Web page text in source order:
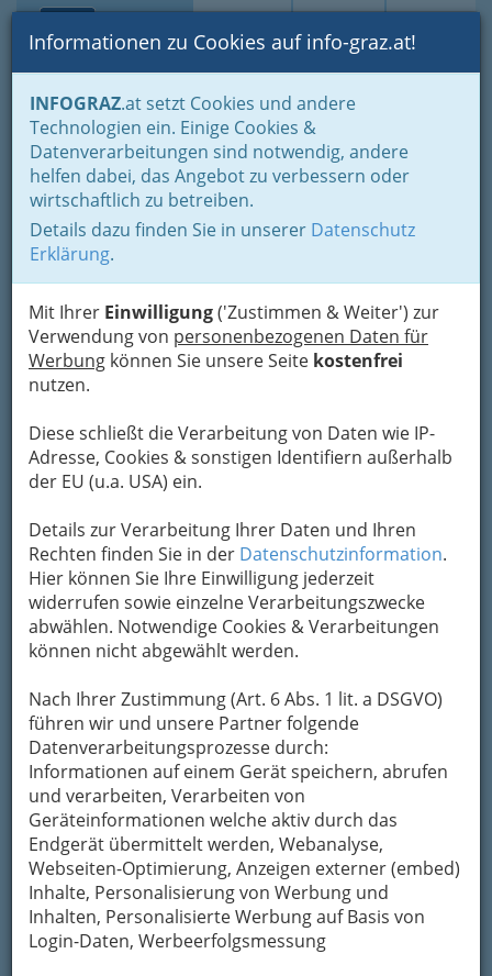
Suche Login Toggle
Informationen zu Cookies auf info-graz.at!
INFOGRAZ.at setzt Cookies und andere
Technologien ein. Einige Cookies &
Datenverarbeitungen sind notwendig, andere
helfen dabei, das Angebot zu verbessern oder
wirtschaftlich zu betreiben.
Details dazu finden Sie in unserer Datenschutz
Erklärung.
Mit Ihrer Einwilligung('Zustimmen & Weiter') zur
Verwendung von personenbezogenen Daten für
Werbung können Sie unsere Seite kostenfrei
nutzen.
Diese schließt die Verarbeitung von Daten wie IP-
Adresse, Cookies & sonstigen Identifiern außerhalb
der EU (u.a. USA) ein.
Details zur Verarbeitung Ihrer Daten und Ihren
Rechten finden Sie in der Datenschutzinformation.
Hier können Sie Ihre Einwilligung jederzeit
widerrufen sowie einzelne Verarbeitungszwecke
abwählen. Notwendige Cookies & Verarbeitungen
können nicht abgewählt werden.
Nach Ihrer Zustimmung (Art. 6 Abs. 1 lit. a DSGVO)
führen wir und unsere Partner folgende
Datenverarbeitungsprozesse durch:
Informationen auf einem Gerät speichern, abrufen
und verarbeiten, Verarbeiten von
Geräteinformationen welche aktiv durch das
Endgerät übermittelt werden, Webanalyse,
Webseiten-Optimierung, Anzeigen externer (embed)
Inhalte, Personalisierung von Werbung und
Inhalten, Personalisierte Werbung auf Basis von
Login-Daten, Werbeerfolgsmessung
Home
Fotos
Jänner bis Dezember - nach Monaten und Halbjahren gruppiert
Dezember 2013
Landhaus Jöbstl - Yalda-
Nacht 2013
Yalda-Nacht der iranisch-österreichischen Kulturinitiative Graz
am 15.12.2013 - 001
Vergrößern
Previous Next
Yalda-Nacht am 15.12.2013
Landhaus Jöbstl Graz
Am Abend des 15. Dezember feierten die
Mitglieder und Freunde der
österreichischen Kulturinitiative
Grazgemeinsam im Landhaus Jöbstl dieYalda-
Nacht, eines der vier großenaltpersischen
Festedes ario-iranisch-indischen
Kulturkreises.